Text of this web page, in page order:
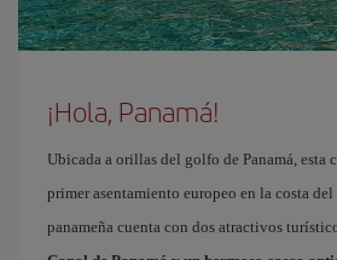
¡Hola, Panamá!
Ubicada a orillas del golfo de Panamá, esta
primer asentamiento europeo en la costa
panameña cuenta con dos atractivos